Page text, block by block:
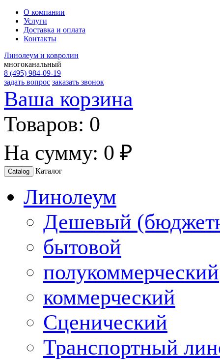
О компании
Услуги
Доставка и оплата
Контакты
Линолеум и ковролин
многоканальный
8 (495) 984-09-19
задать вопрос заказать звонок
Ваша корзина
Товаров: 0
На сумму: 0 ₽
Catalog Каталог
Линолеум
Дешевый
бытовой
полукоммерческий
коммерческий
Сценический
Транспортный